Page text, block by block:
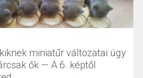
miniatűr változatai úgy
ők — A 6. képtől